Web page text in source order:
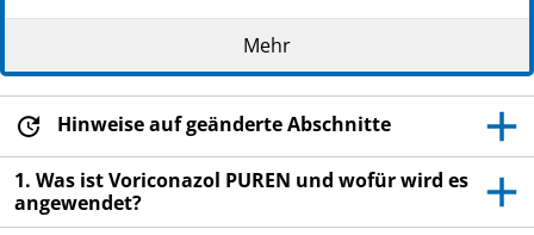
Wenn Sie weitere Fragen haben, wenden Sie sich
an Ihren Arzt, Apotheker oder das medizinische
Fachpersonal.
Dieses Arzneimittel wurde Ihnen persönlich
verschrieben. Geben Sie es nicht an Dritte weiter.
Es kann anderen Menschen schaden, auch wenn
diese die gleichen Beschwerden haben wie Sie.
Mehr
Hinweise auf geänderte Abschnitte
1. Was ist Voriconazol PUREN und wofür wird es
angewendet?